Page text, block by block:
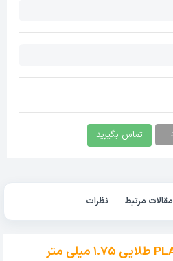
تماس بگیرید
مقالات مرتبط نظرات